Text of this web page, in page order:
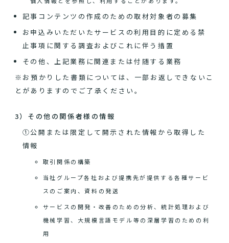
記事コンテンツの作成のための取材対象者の募集
お申込みいただいたサービスの利用目的に定める禁
止事項に関する調査およびこれに伴う措置
その他、上記業務に関連または付随する業務
※お預かりした書類については、一部お返しできないこ
とがありますのでご了承ください。
3）その他の関係者様の情報
①公開または限定して開示された情報から取得した
情報
取引関係の構築
当社グループ各社および提携先が提供する各種サービ
スのご案内、資料の発送
サービスの開発・改善のための分析、統計処理および
機械学習、大規模言語モデル等の深層学習のための利
用